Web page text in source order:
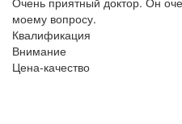
моему вопросу.
Квалификация
Внимание
Цена-качество